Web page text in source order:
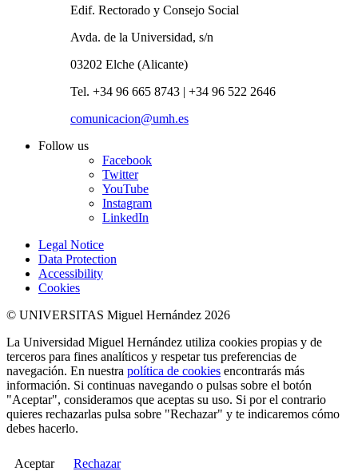
Edif. Rectorado y Consejo Social
Avda. de la Universidad, s/n
03202 Elche (Alicante)
Tel. +34 96 665 8743 | +34 96 522 2646
comunicacion@umh.es
Follow us
Facebook
Twitter
YouTube
Instagram
LinkedIn
Legal Notice
Data Protection
Accessibility
Cookies
© UNIVERSITAS Miguel Hernández 2026
La Universidad Miguel Hernández utiliza cookies propias y de
terceros para fines analíticos y respetar tus preferencias de
navegación. En nuestra política de cookies encontrarás más
información. Si continuas navegando o pulsas sobre el botón
"Aceptar", consideramos que aceptas su uso. Si por el contrario
quieres rechazarlas pulsa sobre "Rechazar" y te indicaremos cómo
debes hacerlo.
Aceptar Rechazar